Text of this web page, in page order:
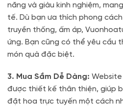
năng và giàu kinh nghiệm,
tế. Dù bạn ưa thích phong
truyền thống, ấm áp,
ứng. Bạn cũng có thể yêu cầu
món quà đặc biệt.
3. Mua Sắm Dễ Dàng:
được thiết kế thân thiện, giúp
đặt hoa trực tuyến một cách